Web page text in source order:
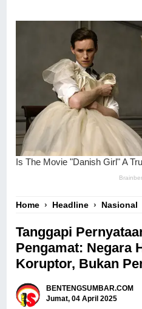
Home › Headline › Nasional
Tanggapi
Pengamat: Negara
Koruptor, Bukan
BENTENGSUMBAR.COM
Jumat, 04 April 2025